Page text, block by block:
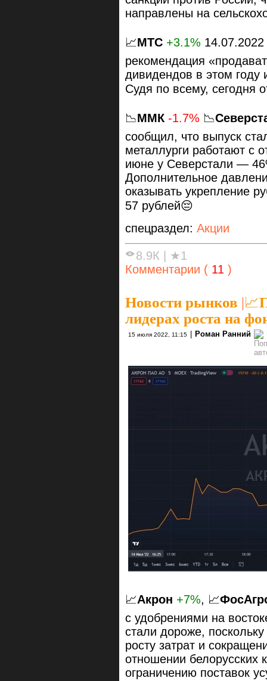
направлены на
📈МТС +3.1%
рекомендация
дивидендов в этом году
Судя по всему, сегодня
📉ММК -1.7% 📉
сообщил, что выпуск
металлурги работают с
июне у Северстали —
Дополнительное
оказывать укрепление
57 рублей😔
спецраздел: Акции
8.9К
★1
Комментарии ( 11 )
Новости рынков |
лидерах роста на
15 июля 2022, 11:15 Роман Ранний
📈Акрон +7%, 📈
с удобрениями на
стали дороже,
росту затрат и
отношении белорусских
ограничению поставок